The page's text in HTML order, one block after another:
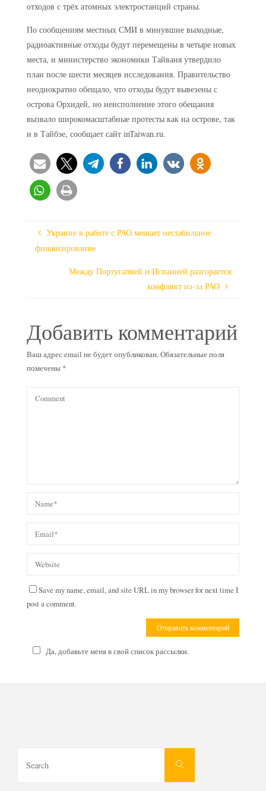
отходов с трёх атомных электростанций страны.
По сообщениям местных СМИ в минувшие выходные,
радиоактивные отходы будут перемещены в четыре новых
места, и министерство экономики Тайваня утвердило
план после шести месяцев исследования. Правительство
неоднократно обещало, что отходы будут вывезены с
острова Орхидей, но неисполнение этого обещания
вызвало широкомасштабные протесты как на острове, так
и в Тайбэе, сообщает сайт inTaiwan.ru.
Украине в работе с РАО мешает нестабильное
финансирование
Между Португалией и Испанией разгорается
конфликт из-за РАО
Добавить комментарий
Ваш адрес email не будет опубликован.Обязательные поля
помечены *
Save my name, email, and site URL in my browser for next time I
post a comment.
Да, добавьте меня в свой список рассылки.
Search